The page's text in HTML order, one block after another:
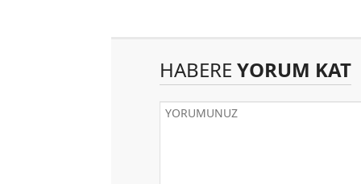
HABERE YORUM KAT